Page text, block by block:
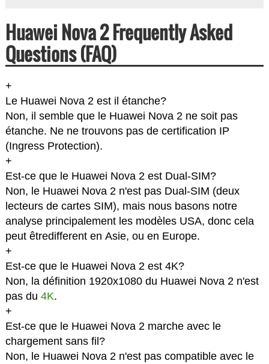
Huawei Nova 2 Frequently Asked
Questions (FAQ)
+
Le Huawei Nova 2 est il étanche?
Non, il semble que le Huawei Nova 2 ne soit pas
étanche. Ne ne trouvons pas de certification IP
(Ingress Protection).
+
Est-ce que le Huawei Nova 2 est Dual-SIM?
Non, le Huawei Nova 2 n'est pas Dual-SIM (deux
lecteurs de cartes SIM), mais nous basons notre
analyse principalement les modèles USA, donc cela
peut êtredifferent en Asie, ou en Europe.
+
Est-ce que le Huawei Nova 2 est 4K?
Non, la définition 1920x1080 du Huawei Nova 2 n'est
pas du 4K.
+
Est-ce que le Huawei Nova 2 marche avec le
chargement sans fil?
Non, le Huawei Nova 2 n'est pas compatible avec le